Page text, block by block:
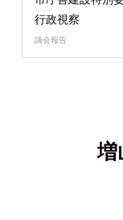
行政視察
議会報告
増